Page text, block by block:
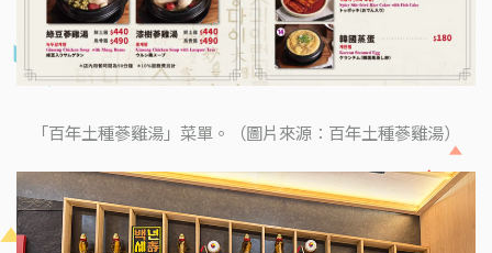
「百年土種蔘雞湯」菜單。（圖片來源：百年土種蔘雞湯）